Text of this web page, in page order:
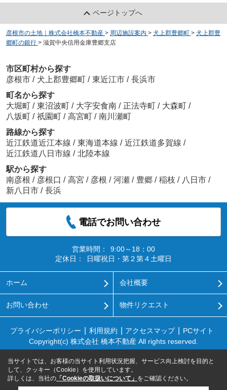
ページトップへ
彦根市の土地｜株式会社橋本不動産 > 周辺施設案内 > 犬上郡豊郷町 > 犬上郡豊
郷町の銀行 > 滋賀中央信用金庫豊郷支店
市区町村から探す
彦根市 / 犬上郡豊郷町 / 東近江市 / 長浜市
町名から探す
大堀町 / 東沼波町 / 大字安食南 / 正法寺町 / 大森町 /
八坂町 / 祇園町 / 高宮町 / 南川瀬町
路線から探す
近江鉄道近江本線 / 東海道本線 / 近江鉄道多賀線 /
近江鉄道八日市線 / 北陸本線
駅から探す
南彦根 / 彦根口 / 高宮 / 彦根 / 河瀬 / 豊郷 / 稲枝 / 八日市 /
新八日市 / 長浜
電話でお問い合わせ
営業時間：
9:00～18：00
定休日：
日曜祝日・第２第４土曜日
ホーム 会社概要
お問い合わせ 物件リクエスト
プライバシーポリシー 利用規約 アクセスマップ
PCサイト
Copyright(c) 株式会社 橋本不動産 All rights reserved.
当サイトでは、お客様の当サイト利用状況把握、サービス向上検討を目的と
して、クッキー（Cookie）を使用しています。
詳しくは、当社の 「Cookieの取扱いについて」 をご確認ください。